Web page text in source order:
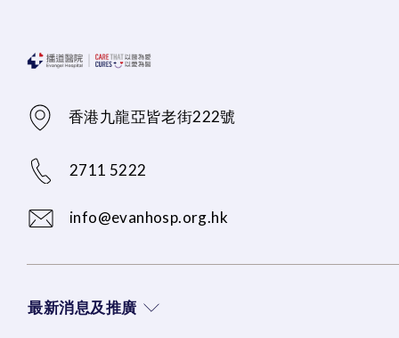
香港九龍亞皆老街222號
2711 5222
info@evanhosp.org.hk
最新消息及推廣